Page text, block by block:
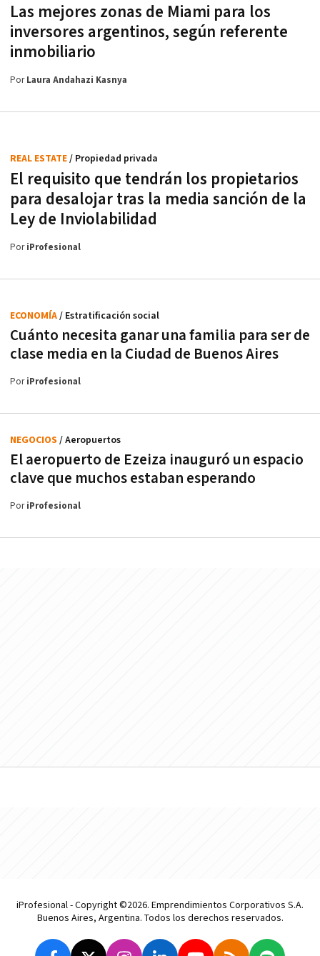
Las mejores zonas de Miami para los
inversores argentinos, según referente
inmobiliario
PorLaura Andahazi Kasnya
El requisito que tendrán los propietarios
para desalojar tras la media sanción de la
Ley de Inviolabilidad
REAL ESTATE/ Propiedad privada
PoriProfesional
Cuánto necesita ganar una familia para ser de
clase media en la Ciudad de Buenos Aires
ECONOMÍA/ Estratificación social
PoriProfesional
El aeropuerto de Ezeiza inauguró un espacio
clave que muchos estaban esperando
NEGOCIOS / Aeropuertos
PoriProfesional
iProfesional - Copyright ©2026. Emprendimientos Corporativos S.A.
Buenos Aires, Argentina. Todos los derechos reservados.